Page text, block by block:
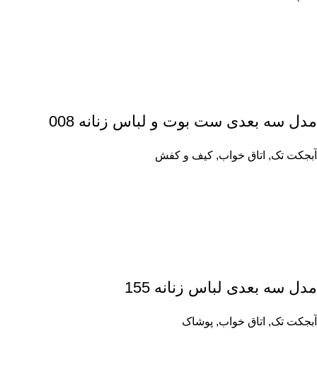
مدل سه بعدی ست بوت و لباس زنانه 008
آبجکت تک, اتاق خواب, کیف و کفش
مدل سه بعدی لباس زنانه 155
آبجکت تک, اتاق خواب, پوشاک